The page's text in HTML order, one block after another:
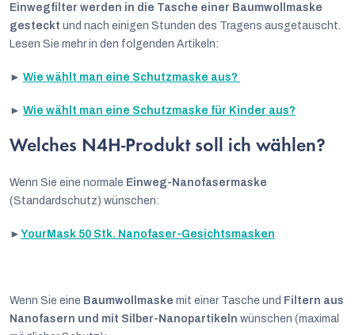
t
e
Einwegfilter werden in die Tasche einer Baumwollmaske
gesteckt und nach einigen Stunden des Tragens ausgetauscht.
Lesen Sie mehr in den folgenden Artikeln:
► Wie wählt man eine Schutzmaske aus?
► Wie wählt man eine Schutzmaske für Kinder aus?
Welches N4H-Produkt soll ich wählen?
Wenn Sie eine normale Einweg-Nanofasermaske
(Standardschutz) wünschen:
► YourMask 50 Stk. Nanofaser-Gesichtsmasken
Wenn Sie eine Baumwollmaske mit einer Tasche und Filtern aus
Nanofasern und mit Silber-Nanopartikeln wünschen (maximal